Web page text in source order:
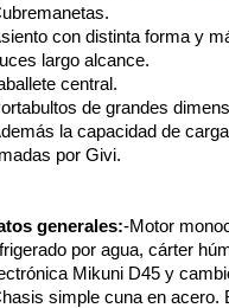
con distinta forma y
largo alcance.
central.
de grandes
la capacidad de
por Givi.
generales:-Motor
por agua, cárter
Mikuni D45 y
simple cuna en acero.